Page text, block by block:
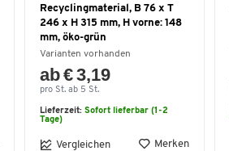
Recyclingmaterial, B 76 x T
246 x H 315 mm, H vorne: 148
mm, öko-grün
Varianten vorhanden
ab € 3,19
pro St. ab 5 St.
Lieferzeit: Sofort lieferbar (1-2
Tage)
Vergleichen Merken